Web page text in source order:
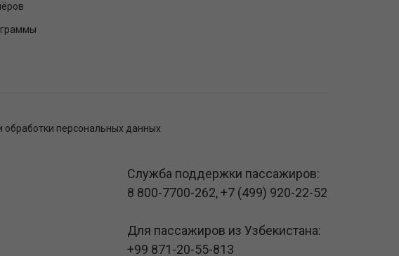
персональных данных
Служба поддержки пассажиров:
8 800-7700-262,+7 (499) 920-22-52
Для пассажиров из Узбекистана:
+99 871-20-55-813